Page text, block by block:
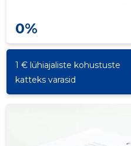
0%
1 € lühiajaliste kohustuste
katteks varasid